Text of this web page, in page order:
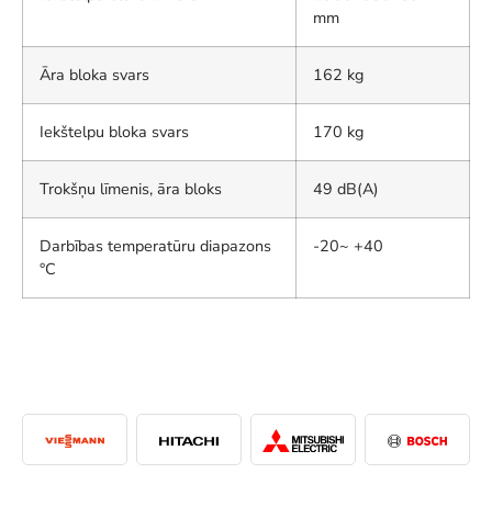
mm
Āra bloka svars 162 kg
Iekštelpu bloka svars 170 kg
Trokšņu līmenis, āra bloks 49 dB(A)
Darbības temperatūru diapazons
°C
-20~ +40